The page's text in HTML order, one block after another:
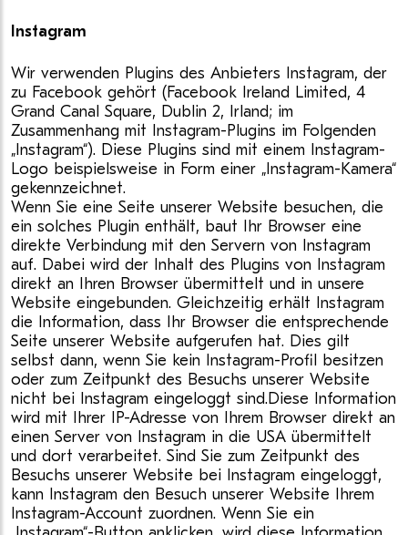
Instagram
Wir verwenden Plugins des Anbieters Instagram, der
zu Facebook gehört (Facebook Ireland Limited, 4
Grand Canal Square, Dublin 2, Irland; im
Zusammenhang mit Instagram-Plugins im Folgenden
„Instagram“). Diese Plugins sind mit einem Instagram-
Logo beispielsweise in Form einer „Instagram-Kamera“
gekennzeichnet.
Wenn Sie eine Seite unserer Website besuchen, die
ein solches Plugin enthält, baut Ihr Browser eine
direkte Verbindung mit den Servern von Instagram
auf. Dabei wird der Inhalt des Plugins von Instagram
direkt an Ihren Browser übermittelt und in unsere
Website eingebunden. Gleichzeitig erhält Instagram
die Information, dass Ihr Browser die entsprechende
Seite unserer Website aufgerufen hat. Dies gilt
selbst dann, wenn Sie kein Instagram-Profil besitzen
oder zum Zeitpunkt des Besuchs unserer Website
nicht bei Instagram eingeloggt sind.Diese Information
wird mit Ihrer IP-Adresse von Ihrem Browser direkt an
einen Server von Instagram in die USA übermittelt
und dort verarbeitet. Sind Sie zum Zeitpunkt des
Besuchs unserer Website bei Instagram eingeloggt,
kann Instagram den Besuch unserer Website Ihrem
Instagram-Account zuordnen. Wenn Sie ein